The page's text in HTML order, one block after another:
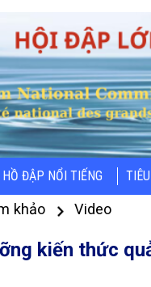
HỒ ĐẬP NỔI TIẾNG
khảo Video
kiến thức